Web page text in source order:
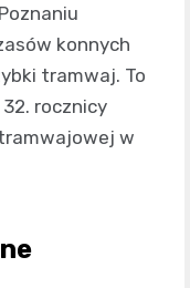
konnych
tramwaj. To
rocznicy
w